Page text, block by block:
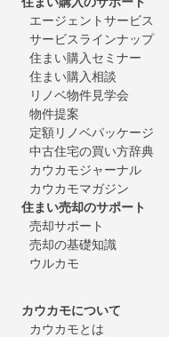
エージェントサービス
サービスラインナップ
住まい購入セミナー
住まい購入相談
リノベ物件見学会
物件提案
定額リノベパッケージ
中古住宅の買い方辞典
カウカモジャーナル
カウカモマガジン
住まい売却のサポート
売却サポート
売却の基礎知識
ウルカモ
カウカモについて
カウカモとは